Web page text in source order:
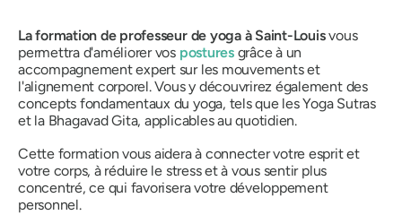
La formation de professeur de yoga à Saint-Louisvous
permettra d'améliorer vos posturesgrâce à un
accompagnement expert sur les mouvements et
l'alignement corporel. Vous y découvrirez également des
concepts fondamentaux du yoga, tels que les Yoga Sutras
et la Bhagavad Gita, applicables au quotidien.
Cette formation vous aidera à connecter votre esprit et
votre corps, à réduire le stress et à vous sentir plus
concentré, ce qui favorisera votre développement
personnel.